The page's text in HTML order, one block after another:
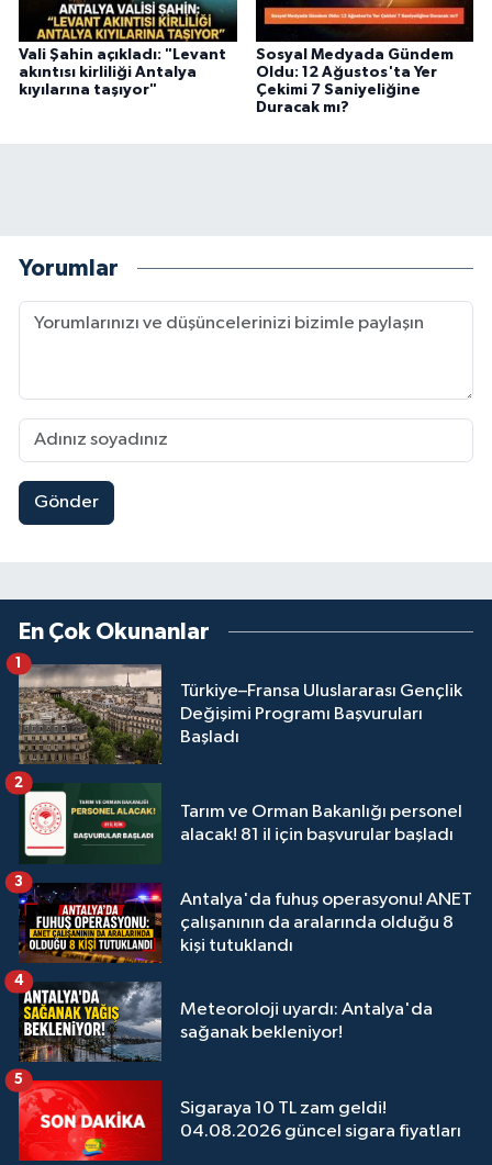
Vali Şahin açıkladı: "Levant
akıntısı kirliliği Antalya
kıyılarına taşıyor"
Sosyal Medyada Gündem
Oldu: 12 Ağustos'ta Yer
Çekimi 7 Saniyeliğine
Duracak mı?
Yorumlar
Gönder
En Çok Okunanlar
Türkiye–Fransa Uluslararası Gençlik
Değişimi Programı Başvuruları
Başladı
1
Tarım ve Orman Bakanlığı personel
alacak! 81 il için başvurular başladı
2
Antalya'da fuhuş operasyonu! ANET
çalışanının da aralarında olduğu 8
kişi tutuklandı
3
Meteoroloji uyardı: Antalya'da
sağanak bekleniyor!
4
Sigaraya 10 TL zam geldi!
04.08.2026 güncel sigara fiyatları
5